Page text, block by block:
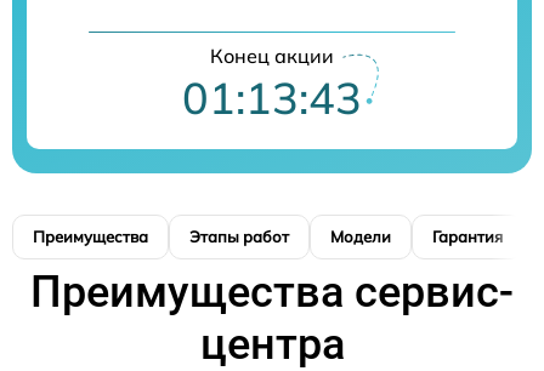
Конец акции
01:13:42
Преимущества Этапы работ Модели Гарантия
Преимущества сервис-
центра